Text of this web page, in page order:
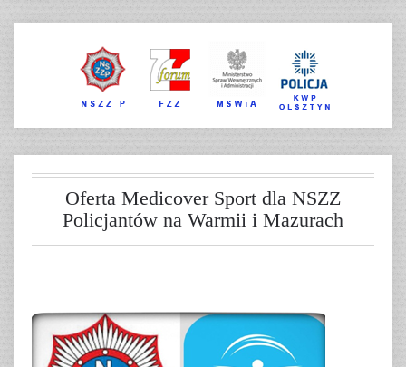
Oferta Medicover Sport dla NSZZ
Policjantów na Warmii i Mazurach